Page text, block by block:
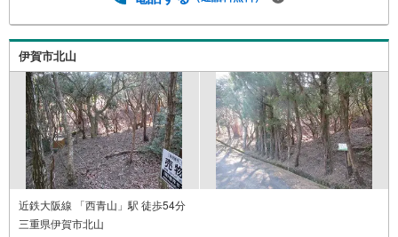
伊賀市北山
近鉄大阪線 「西青山」駅 徒歩54分
三重県伊賀市北山